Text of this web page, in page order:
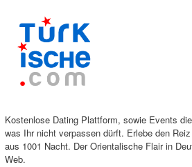
Kostenlose Dating Plattform, sowie Events
was Ihr nicht verpassen dürft. Erlebe den
aus 1001 Nacht. Der Orientalische Flair in
Web.